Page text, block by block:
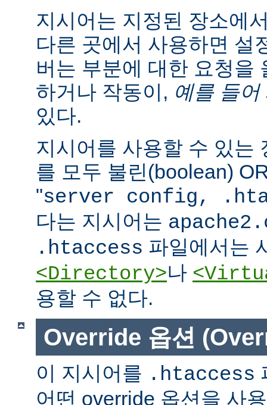
지시어는 지정된 장소에
다른 곳에서 사용하면 설
버는 부분에 대한 요청을
하거나 작동이, 예를 들어
있다.
지시어를 사용할 수 있는
를 모두 불린(boolean)
"server config,
다는 지시어는
.htaccess 파일에서는
<Directory>나
용할 수 없다.
Override 옵션
이 지시어를 .htaccess
어떤 override 옵션을 사